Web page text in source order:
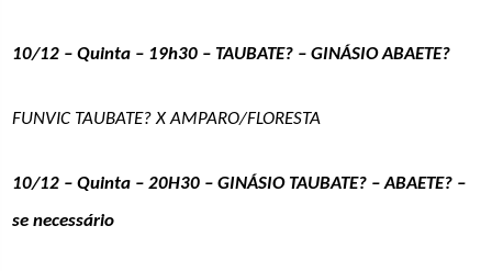
10/12 – Quinta – 19h30 – TAUBATE? – GINÁSIO ABAETE?
FUNVIC TAUBATE? X AMPARO/FLORESTA
10/12 – Quinta – 20H30 – GINÁSIO TAUBATE? – ABAETE? –
se necessário